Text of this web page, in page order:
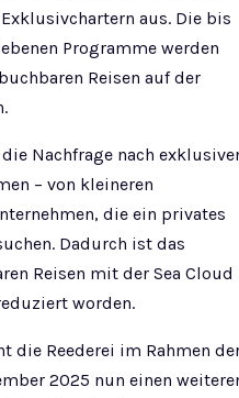
aus. Die bis
Programme werden
Reisen auf der
Nachfrage nach
– von kleineren
die ein privates
Dadurch ist das
Reisen mit der Sea Cloud
worden.
die Reederei im Rahmen
2025 nun einen